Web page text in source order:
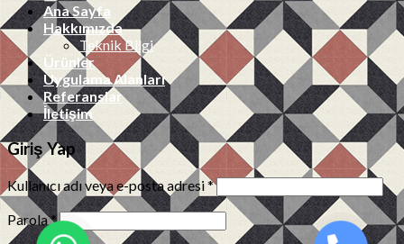
Ana Sayfa
Hakkımızda
Teknik Bilgi
Ürünler
Uygulama Alanları
Referanslar
İletişim
Giriş Yap
Kullanıcı adı veya e-posta adresi*
Parola*